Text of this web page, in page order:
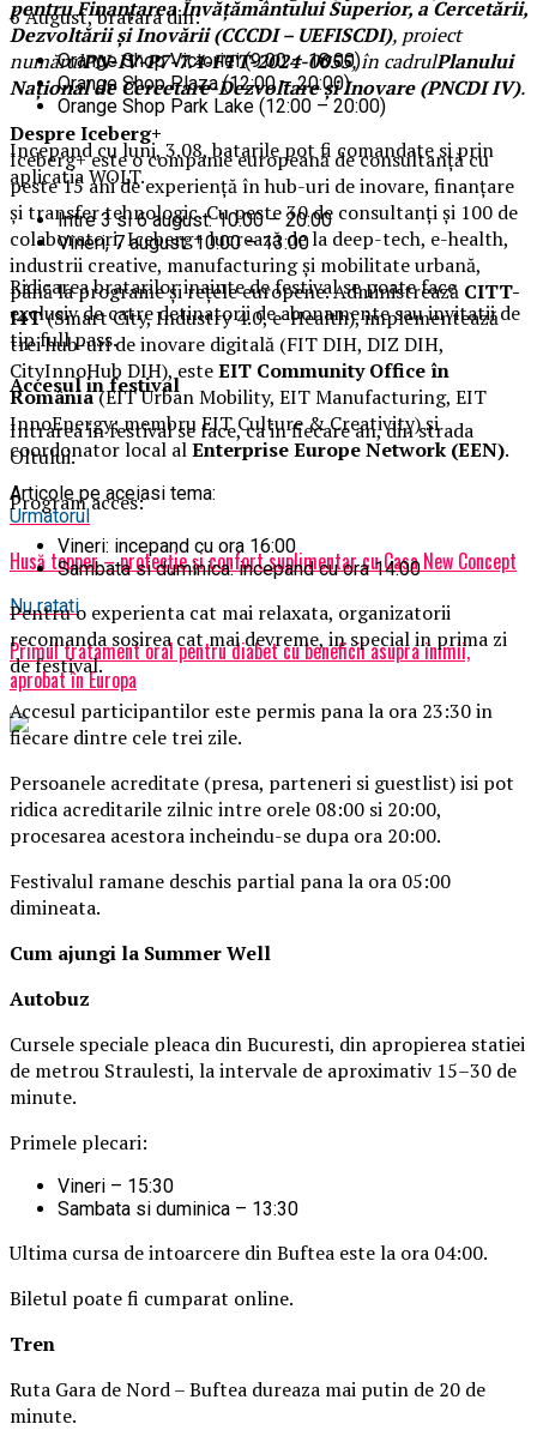
pentru Finanțarea Învățământului Superior, a Cercetării,
Dezvoltării și Inovării (CCCDI – UEFISCDI), proiect
numărulPN-IV-P7-7.4-FTT-2024-0055, în cadrulPlanului
Național de Cercetare-Dezvoltare și Inovare (PNCDI IV).
Despre Iceberg+
Iceberg+ este o companie europeană de consultanță cu
peste 15 ani de experiență în hub-uri de inovare, finanțare
și transfer tehnologic. Cu peste 30 de consultanți și 100 de
colaboratori, Iceberg+ lucrează de la deep-tech, e-health,
industrii creative, manufacturing și mobilitate urbană,
până la programe și rețele europene. Administrează CITT-
I4T(Smart City, Industry 4.0, e-Health), implementează
trei hub-uri de inovare digitală (FIT DIH, DIZ DIH,
CityInnoHub DIH), esteEIT Community Office în
România(EIT Urban Mobility, EIT Manufacturing, EIT
InnoEnergy; membru EIT Culture & Creativity) și
coordonator local alEnterprise Europe Network (EEN).
Articole pe aceiasi tema:
Urmatorul
Husă topper – protecție și confort suplimentar cu Casa New Concept
Nu ratati
Primul tratament oral pentru diabet cu beneficii asupra inimii,
aprobat în Europa
6 August, bratara din:
Orange Shop Victoriei (9:00 – 18:00)
Orange Shop Plaza (12:00 – 20:00)
Orange Shop Park Lake (12:00 – 20:00)
Incepand cu luni, 3.08, batarile pot fi comandate si prin
aplicatia WOLT.
Intre 3 si 6 august: 10:00 – 20:00
Vineri, 7 august: 10:00 – 13:00
Ridicarea bratarilor inainte de festival se poate face
exclusiv de catre detinatorii de abonamente sau invitatii de
tip full pass.
Accesul in festival
Intrarea in festival se face, ca in fiecare an, din strada
Oltului.
Program acces:
Vineri: incepand cu ora 16:00
Sambata si duminica: incepand cu ora 14:00
Pentru o experienta cat mai relaxata, organizatorii
recomanda sosirea cat mai devreme, in special in prima zi
de festival.
Accesul participantilor este permis pana la ora 23:30 in
fiecare dintre cele trei zile.
Persoanele acreditate (presa, parteneri si guestlist) isi pot
ridica acreditarile zilnic intre orele 08:00 si 20:00,
procesarea acestora incheindu-se dupa ora 20:00.
Festivalul ramane deschis partial pana la ora 05:00
dimineata.
Cum ajungi la Summer Well
Autobuz
Cursele speciale pleaca din Bucuresti, din apropierea statiei
de metrou Straulesti, la intervale de aproximativ 15–30 de
minute.
Primele plecari:
Vineri – 15:30
Sambata si duminica – 13:30
Ultima cursa de intoarcere din Buftea este la ora 04:00.
Biletul poate fi cumparat online.
Tren
Ruta Gara de Nord – Buftea dureaza mai putin de 20 de
minute.